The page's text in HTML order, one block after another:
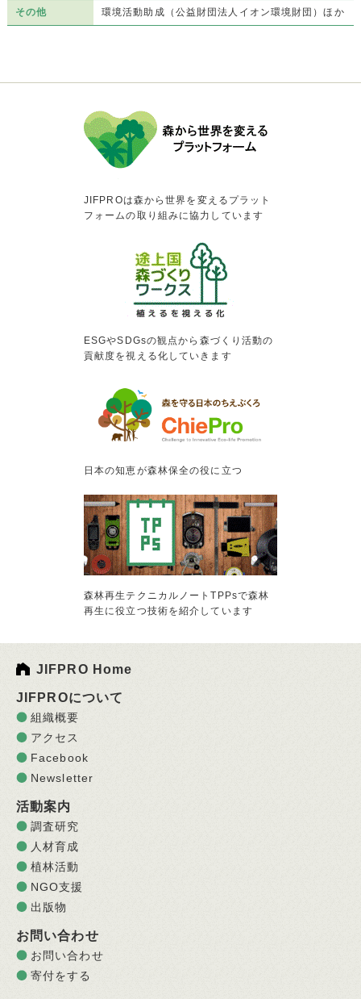
その他 環境活動助成（公益財団法人イオン環境財団）ほか
JIFPROは森から世界を変えるプラット
フォームの取り組みに協力しています
ESGやSDGsの観点から森づくり活動の
貢献度を視える化していきます
日本の知恵が森林保全の役に立つ
森林再生テクニカルノートTPPsで森林
再生に役立つ技術を紹介しています
JIFPRO Home
JIFPROについて
組織概要
アクセス
Facebook
Newsletter
活動案内
調査研究
人材育成
植林活動
NGO支援
出版物
お問い合わせ
お問い合わせ
寄付をする